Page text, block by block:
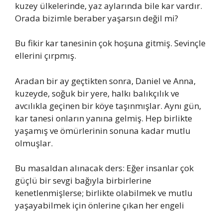
kuzey ülkelerinde, yaz aylarında bile kar vardır.
Orada bizimle beraber yaşarsın değil mi?
Bu fikir kar tanesinin çok hoşuna gitmiş. Sevinçle
ellerini çırpmış.
Aradan bir ay geçtikten sonra, Daniel ve Anna,
kuzeyde, soğuk bir yere, halkı balıkçılık ve
avcılıkla geçinen bir köye taşınmışlar. Aynı gün,
kar tanesi onların yanına gelmiş. Hep birlikte
yaşamış ve ömürlerinin sonuna kadar mutlu
olmuşlar.
Bu masaldan alınacak ders: Eğer insanlar çok
güçlü bir sevgi bağıyla birbirlerine
kenetlenmişlerse; birlikte olabilmek ve mutlu
yaşayabilmek için önlerine çıkan her engeli